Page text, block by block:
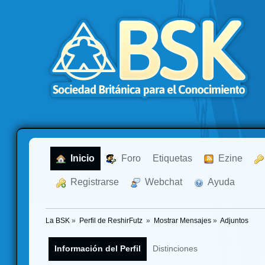
Inicio Foro Etiquetas Ezine
Registrarse Webchat Ayuda
La BSK » Perfil de ReshirFutz » Mostrar Mensajes» Adjuntos
Información del Perfil Distinciones